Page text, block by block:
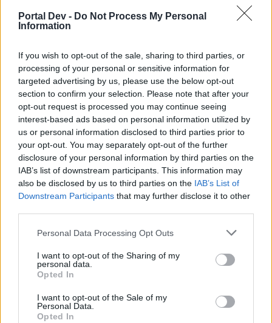
Portal Dev - Do Not Process My Personal
Information
If you wish to opt-out of the sale, sharing to third parties, or
processing of your personal or sensitive information for
targeted advertising by us, please use the below opt-out
section to confirm your selection. Please note that after your
opt-out request is processed you may continue seeing
interest-based ads based on personal information utilized by
us or personal information disclosed to third parties prior to
your opt-out. You may separately opt-out of the further
disclosure of your personal information by third parties on the
IAB’s list of downstream participants. This information may
also be disclosed by us to third parties on the IAB’s List of
Downstream Participants that may further disclose it to other
Personal Data Processing Opt Outs
I want to opt-out of the Sharing of my
personal data.
Opted In
I want to opt-out of the Sale of my
Personal Data.
Opted In
iiiiiii
Jun 20, 2020
Majkelix,Spide,MrBarkand4 otherslike this.
Spide